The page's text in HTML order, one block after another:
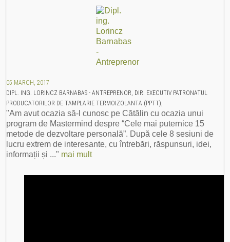
05 MARCH, 2017
DIPL. ING. LORINCZ BARNABAS - ANTREPRENOR, DIR. EXECUTIV PATRONATUL
PRODUCATORILOR DE TAMPLARIE TERMOIZOLANTA (PPTT),
"Am avut ocazia să-l cunosc pe Cătălin cu ocazia unui
program de Mastermind despre “Cele mai puternice 15
metode de dezvoltare personală”. După cele 8 sesiuni de
lucru extrem de interesante, cu întrebări, răspunsuri, idei,
informații și ..." mai mult